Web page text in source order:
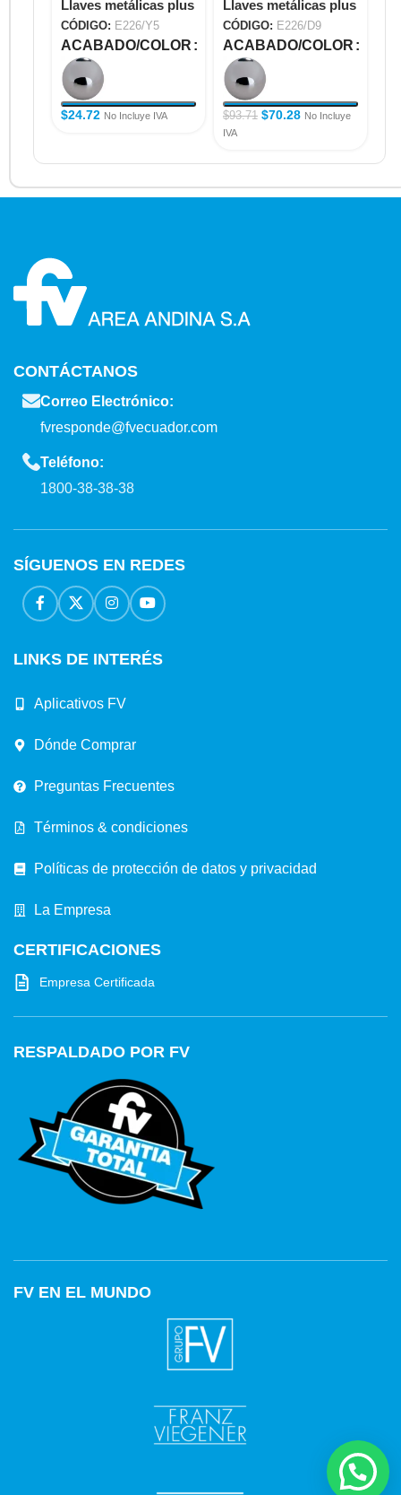
Llaves metálicas plus
CÓDIGO: E226/Y5
ACABADO/COLOR
$24.72 No Incluye IVA
Llaves metálicas plus
CÓDIGO: E226/D9
ACABADO/COLOR
$93.71 $70.28 No Incluye
IVA
CONTÁCTANOS
Correo Electrónico:
fvresponde@fvecuador.com
Teléfono:
1800-38-38-38
SÍGUENOS EN REDES
LINKS DE INTERÉS
Aplicativos FV
Dónde Comprar
Preguntas Frecuentes
Términos & condiciones
Políticas de protección de datos y privacidad
La Empresa
CERTIFICACIONES
Empresa Certificada
RESPALDADO POR FV
FV EN EL MUNDO